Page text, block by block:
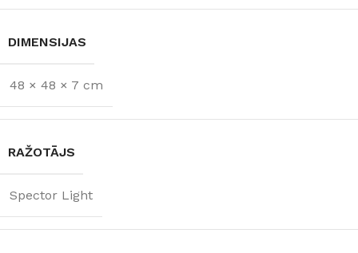
DIMENSIJAS
48 × 48 × 7 cm
RAŽOTĀJS
Spector Light